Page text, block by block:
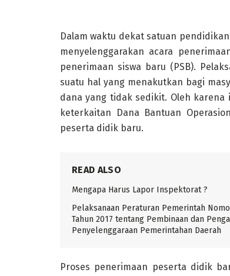
Dalam waktu dekat satuan pendidikan
menyelenggarakan acara
penerimaan siswa baru (PSB).
suatu hal yang menakutkan bagi
dana yang tidak sedikit. Oleh
keterkaitan Dana Bantuan
peserta didik baru.
READ ALSO
Mengapa Harus Lapor Inspektorat ?
Pelaksanaan Peraturan Pemerintah
Tahun 2017 tentang Pembinaan dan
Penyelenggaraan Pemerintahan Daerah
Proses penerimaan peserta didik